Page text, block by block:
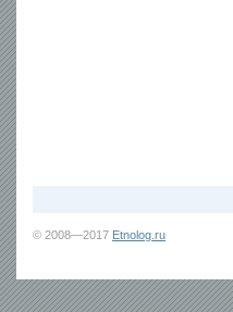
© 2008—2017 Etnolog.ru